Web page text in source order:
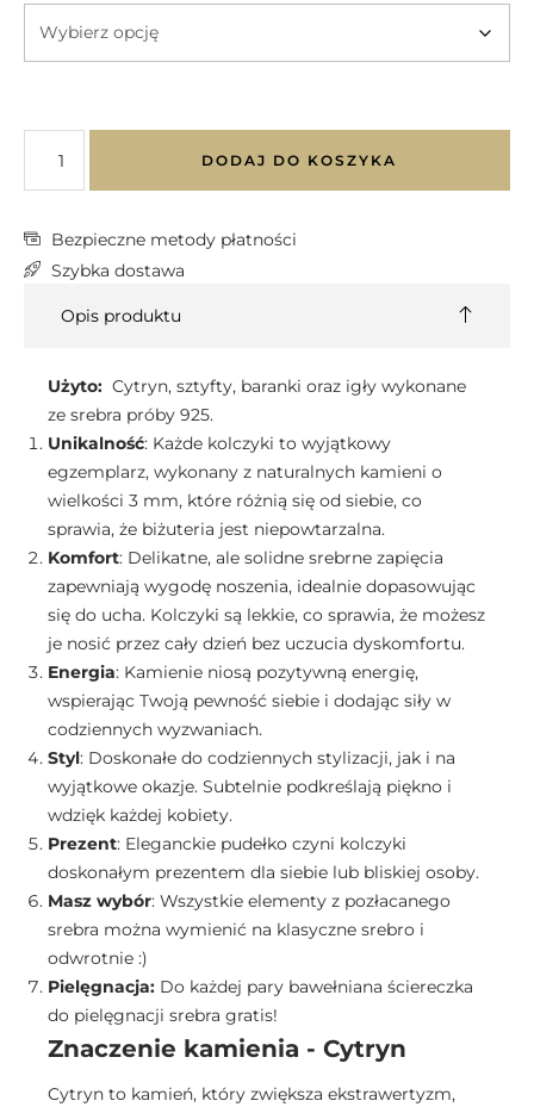
DODAJ DO KOSZYKA
Bezpieczne metody płatności
Szybka dostawa
Opis produktu
Użyto: Cytryn, sztyfty, baranki oraz igły wykonane
ze srebra próby 925.
Unikalność: Każde kolczyki to wyjątkowy
egzemplarz, wykonany z naturalnych kamieni o
wielkości 3 mm, które różnią się od siebie, co
sprawia, że biżuteria jest niepowtarzalna.
Komfort: Delikatne, ale solidne srebrne zapięcia
zapewniają wygodę noszenia, idealnie dopasowując
się do ucha. Kolczyki są lekkie, co sprawia, że możesz
je nosić przez cały dzień bez uczucia dyskomfortu.
Energia: Kamienie niosą pozytywną energię,
wspierając Twoją pewność siebie i dodając siły w
codziennych wyzwaniach.
Styl: Doskonałe do codziennych stylizacji, jak i na
wyjątkowe okazje. Subtelnie podkreślają piękno i
wdzięk każdej kobiety.
Prezent: Eleganckie pudełko czyni kolczyki
doskonałym prezentem dla siebie lub bliskiej osoby.
Masz wybór: Wszystkie elementy z pozłacanego
srebra można wymienić na klasyczne srebro i
odwrotnie :)
Pielęgnacja: Do każdej pary bawełniana ściereczka
do pielęgnacji srebra gratis!
Znaczenie kamienia - Cytryn
Cytryn to kamień, który zwiększa ekstrawertyzm,